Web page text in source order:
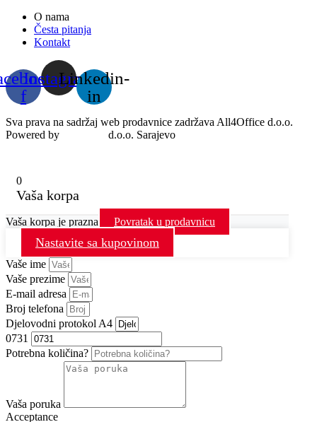
O nama
Česta pitanja
Kontakt
f
InstagramLinkedin-
in
Sva prava na sadržaj web prodavnice zadržava All4Office d.o.o.
Powered by
d.o.o. Sarajevo
0
Vaša korpa
Vaša korpa je prazna Povratak u prodavnicu
Nastavite sa kupovinom
Vaše ime
Vaše prezime
E-mail adresa
Broj telefona
Djelovodni protokol A4
0731
Potrebna količina?
Vaša poruka
Acceptance